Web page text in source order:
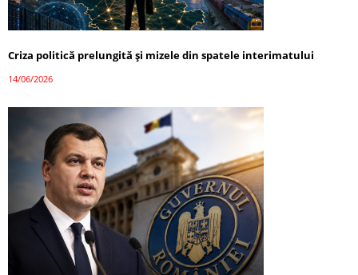
Criza politică prelungită și mizele din spatele interimatului
14/06/2026